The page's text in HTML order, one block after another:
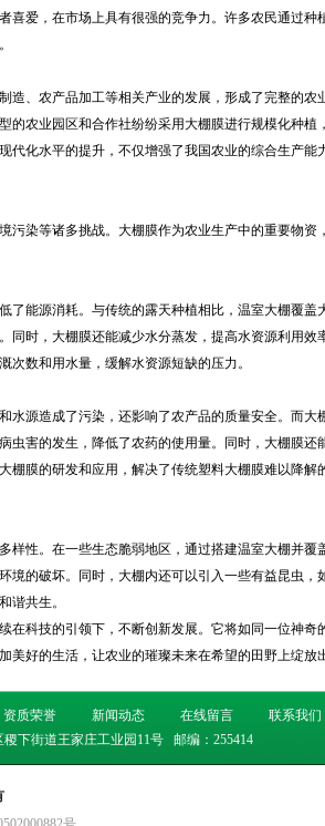
喜爱，在市场上具有很强的竞争力。许多农民通过种
造、农产品加工等相关产业的发展，形成了完整的农
的农业园区和合作社纷纷采用大棚膜进行规模化种植
代化水平的提升，不仅增强了我国农业的综合生产能
污染等诸多挑战。大棚膜作为农业生产中的重要物资
了能源消耗。与传统的露天种植相比，温室大棚覆盖
同时，大棚膜还能减少水分蒸发，提高水资源利用效
次数和用水量，缓解水资源短缺的压力。
水源造成了污染，还影响了农产品的质量安全。而大
害的发生，降低了农药的使用量。同时，大棚膜还
棚膜的研发和应用，解决了传统塑料大棚膜难以降解
样性。在一些生态脆弱地区，通过搭建温室大棚并覆
境的破坏。同时，大棚内还可以引入一些有益昆虫，
谐共生。
在科技的引领下，不断创新发展。它将如同一位神奇
好的生活，让农业的璀璨未来在希望的田野上绽放
资质荣誉 新闻动态 在线留言
联系我们
下街道王家庄工业园11号邮编：255414